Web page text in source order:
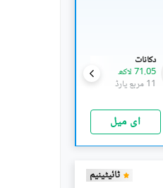
دکانات
71.05 لاکھ
11 مربع یارڈ
ای میل
ٹائیٹینیم